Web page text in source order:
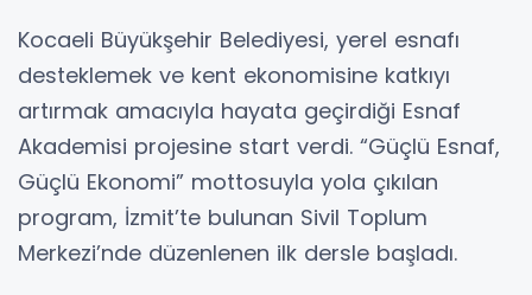
Kocaeli Büyükşehir Belediyesi, yerel esnafı
desteklemek ve kent ekonomisine katkıyı
artırmak amacıyla hayata geçirdiği Esnaf
Akademisi projesine start verdi. “Güçlü Esnaf,
Güçlü Ekonomi” mottosuyla yola çıkılan
program, İzmit’te bulunan Sivil Toplum
Merkezi’nde düzenlenen ilk dersle başladı.